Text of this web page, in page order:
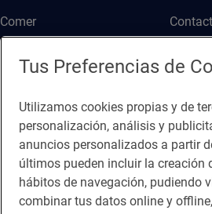
Comer
Política de privacidad Política de
Tus Preferencias de
Utilizamos cookies propias y de
personalización, análisis y
anuncios personalizados a partir
últimos pueden incluir la creación
hábitos de navegación, pudiendo
combinar tus datos online y